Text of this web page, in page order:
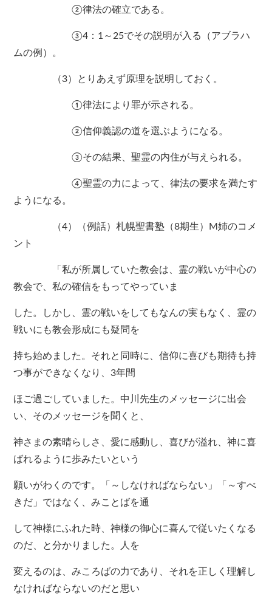
②律法の確立である。
③4：1～25でその説明が入る（アブラハ
ムの例）。
（3）とりあえず原理を説明しておく。
①律法により罪が示される。
②信仰義認の道を選ぶようになる。
③その結果、聖霊の内住が与えられる。
④聖霊の力によって、律法の要求を満たす
ようになる。
（4）（例話）札幌聖書塾（8期生）M姉のコメ
ント
「私が所属していた教会は、霊の戦いが中心の
教会で、私の確信をもってやっていま
した。しかし、霊の戦いをしてもなんの実もなく、霊の
戦いにも教会形成にも疑問を
持ち始めました。それと同時に、信仰に喜びも期待も持
つ事ができなくなり、3年間
ほご過ごしていました。中川先生のメッセージに出会
い、そのメッセージを聞くと、
神さまの素晴らしさ、愛に感動し、喜びが溢れ、神に喜
ばれるように歩みたいという
願いがわくのです。「～しなければならない」「～すべ
きだ」ではなく、みことばを通
して神様にふれた時、神様の御心に喜んで従いたくなる
のだ、と分かりました。人を
変えるのは、みころばの力であり、それを正しく理解し
なければならないのだと思い